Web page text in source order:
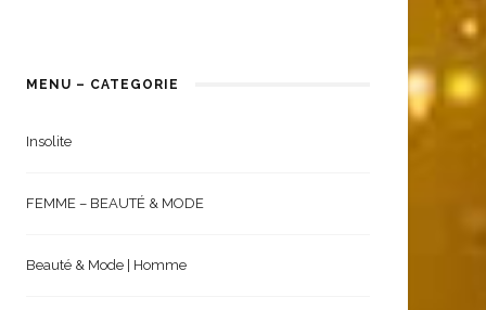
MENU – CATEGORIE
Insolite
FEMME – BEAUTÉ & MODE
Beauté & Mode | Homme